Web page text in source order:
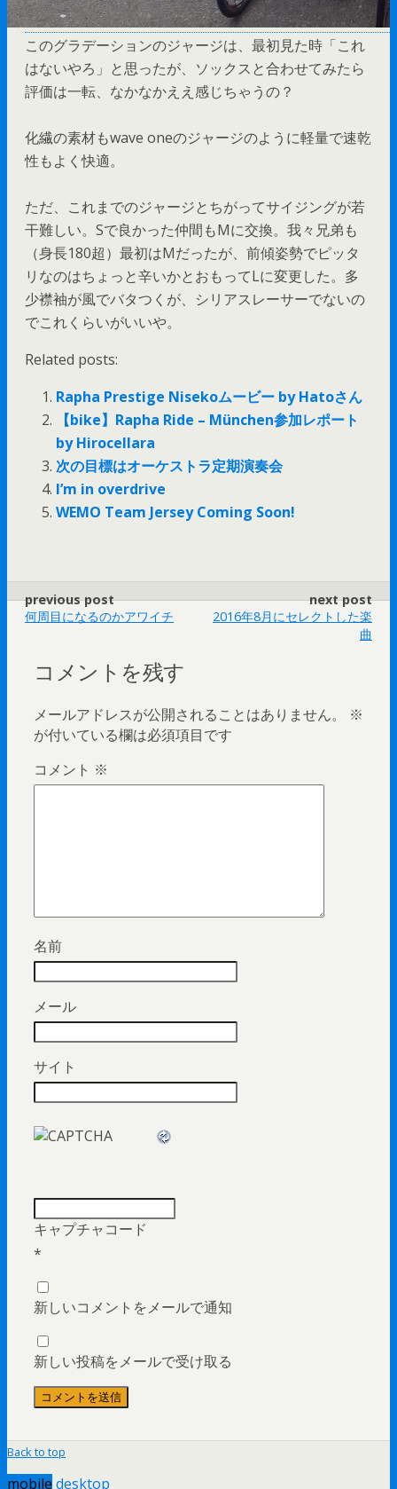
このグラデーションのジャージは、最初見た時「これ
はないやろ」と思ったが、ソックスと合わせてみたら
評価は一転、なかなかええ感じちゃうの？
化繊の素材もwave oneのジャージのように軽量で速乾
性もよく快適。
ただ、これまでのジャージとちがってサイジングが若
干難しい。Sで良かった仲間もMに交換。我々兄弟も
（身長180超）最初はMだったが、前傾姿勢でピッタ
リなのはちょっと辛いかとおもってLに変更した。多
少襟袖が風でバタつくが、シリアスレーサーでないの
でこれくらいがいいや。
Related posts:
Rapha Prestige Nisekoムービー by Hatoさん
【bike】Rapha Ride – München参加レポート
by Hirocellara
次の目標はオーケストラ定期演奏会
I’m in overdrive
WEMO Team Jersey Coming Soon!
previous post
何周目になるのかアワイチ
next post
2016年8月にセレクトした楽
曲
コメントを残す
メールアドレスが公開されることはありません。
※
が付いている欄は必須項目です
コメント ※
名前
メール
サイト
キャプチャコード
*
新しいコメントをメールで通知
新しい投稿をメールで受け取る
Back to top
mobile desktop